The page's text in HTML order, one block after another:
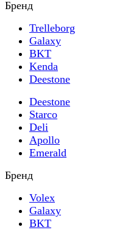
Бренд
Trelleborg
Galaxy
BKT
Kenda
Deestone
Deestone
Starco
Deli
Apollo
Emerald
Бренд
Volex
Galaxy
BKT